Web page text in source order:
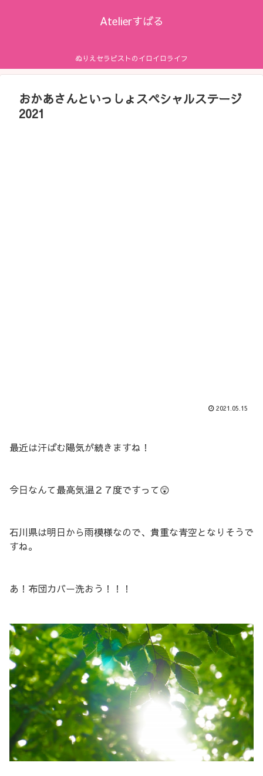
Atelierすばる
ぬりえセラピストのイロイロライフ
おかあさんといっしょスペシャルステージ
2021
2021.05.15
最近は汗ばむ陽気が続きますね！
今日なんて最高気温２７度ですって😲
石川県は明日から雨模様なので、貴重な青空となりそうで
すね。
あ！布団カバー洗おう！！！